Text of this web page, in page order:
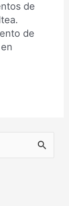
de
de